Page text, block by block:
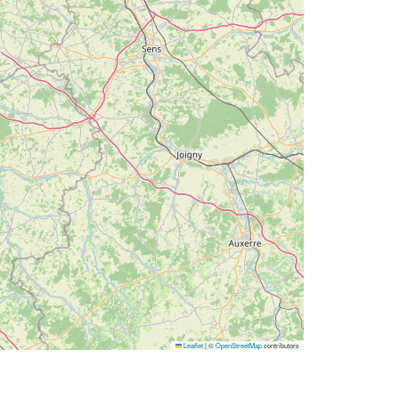
Leaflet|©OpenStreetMapcontributors